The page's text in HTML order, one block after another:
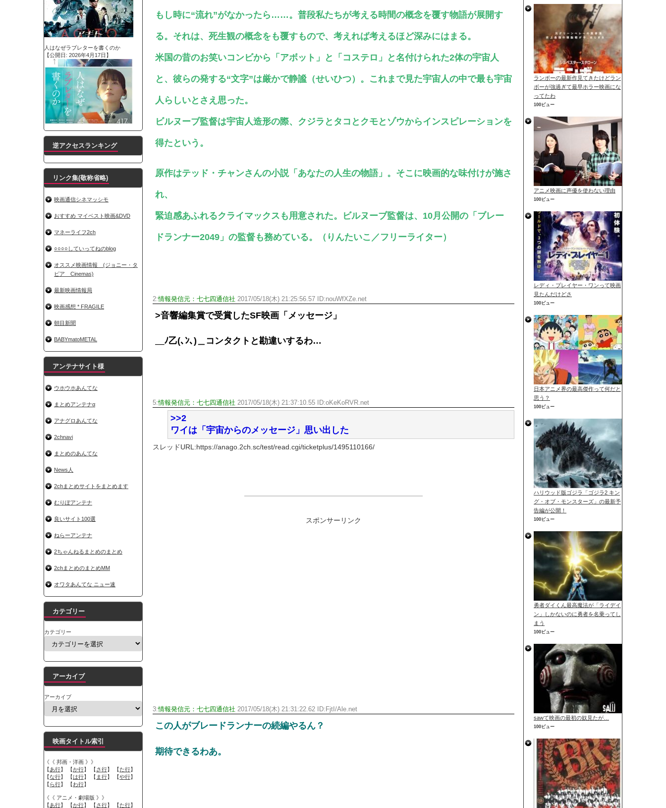
もし時に“流れ”がなかったら……。普段私たちが考える時間の概念を覆す物語が展開す
る。それは、死生観の概念をも覆すもので、考えれば考えるほど深みにはまる。
米国の昔のお笑いコンビから「アボット」と「コステロ」と名付けられた2体の宇宙人
と、彼らの発する“文字”は厳かで静謐（せいひつ）。これまで見た宇宙人の中で最も宇宙
人らしいとさえ思った。
ビルヌーブ監督は宇宙人造形の際、クジラとタコとクモとゾウからインスピレーションを
得たという。
原作はテッド・チャンさんの小説「あなたの人生の物語」。そこに映画的な味付けが施さ
れ、
緊迫感あふれるクライマックスも用意された。ビルヌーブ監督は、10月公開の「ブレー
ドランナー2049」の監督も務めている。（りんたいこ／フリーライター）
2:情報発信元：七七四通信社 2017/05/18(木) 21:25:56.57 ID:nouWfXZe.net
>音響編集賞で受賞したSF映画「メッセージ」
＿ﾉ乙(､ﾝ､)＿コンタクトと勘違いするわ…
5:情報発信元：七七四通信社 2017/05/18(木) 21:37:10.55 ID:oKeKoRVR.net
>>2
ワイは「宇宙からのメッセージ」思い出した
スレッドURL:https://anago.2ch.sc/test/read.cgi/ticketplus/1495110166/
スポンサーリンク
3:情報発信元：七七四通信社 2017/05/18(木) 21:31:22.62 ID:FjtI/Ale.net
この人がブレードランナーの続編やるん？
期待できるわあ。
人はなぜラブレターを書くのか
【公開日: 2026年4月17日】
逆アクセスランキング
リンク集(敬称省略)
映画通信シネマッシモ
おすすめ マイベスト映画&DVD
マネーライフ2ch
○○○○していってねのblog
オススメ映画情報 (ジョニー・タ
ピア Cinemas)
最新映画情報局
映画感想 * FRAGILE
朝目新聞
BABYmatoMETAL
アンテナサイト様
ウホウホあんてな
まとめアンテナα
アナグロあんてな
2chnavi
まとめのあんてな
News人
2chまとめサイトをまとめます
むりぽアンテナ
良いサイト100選
ねらーアンテナ
2ちゃんねるまとめのまとめ
2chまとめのまとめMM
オワタあんてな ニュー速
カテゴリー
カテゴリー
アーカイブ
アーカイブ
映画タイトル索引
《《 邦画・洋画 》》
【あ行】 【か行】 【さ行】 【た行】
【な行】 【は行】 【 ま行】 【や行】
【 ら行】 【わ行】
《《 アニメ・劇場版 》》
【あ行】 【か行】 【さ行】 【た行】
ランボーの最新作見てきたけどラン
ボーが強過ぎて最早ホラー映画にな
ってたわ
100ビュー
アニメ映画に声優を使わない理由
100ビュー
レディ・プレイヤー・ワンって映画
見たんだけどさ
100ビュー
日本アニメ界の最高傑作って何だと
思う？
100ビュー
ハリウッド版ゴジラ「ゴジラ2 キン
グ・オブ・モンスターズ」の最新予
告編が公開！
100ビュー
勇者ダイくん最高魔法が「ライデイ
ン」しかないのに勇者を名乗ってし
まう
100ビュー
sawて映画の最初の奴見たが…
100ビュー